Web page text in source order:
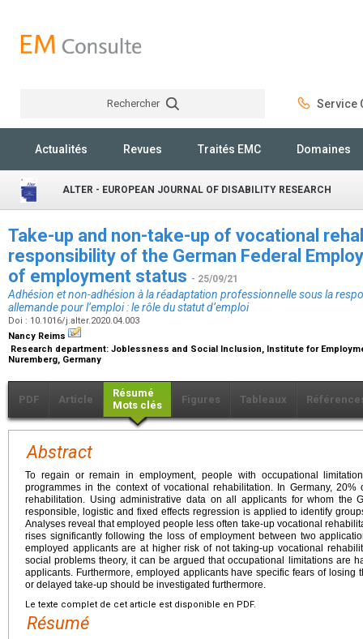
Rechercher Service
Actualités Revues Traités EMC Domaines
ALTER - EUROPEAN JOURNAL OF DISABILITY RESEARCH
Take-up and non-take-up of vocational
responsibility of the German Federal
of employment status - 25/09/21
Adhésion et non-adhésion à la réadaptation professionnelle sous la
allemande pour l’emploi : le rôle du statut d’emploi
Doi : 10.1016/j.alter.2020.04.003
Nancy Reims
Research department: Joblessness and Social Inclusion, Institute for
Nuremberg, Germany
PDF Article
Résumé
Mots clés
Figures Tableaux
Abstract
To regain or remain in employment, people with occupational
programmes in the context of vocational rehabilitation. In Germany,
rehabilitation. Using administrative data on all applicants for whom the
responsible, logistic and fixed effects regression is applied to identify
Analyses reveal that employed people less often take-up vocational
rises significantly following the loss of employment between two
employed applicants are at higher risk of not taking-up vocational
social problems theory, it can be argued that occupational limitations are
applicants. Furthermore, employed applicants have specific fears of losing
or delayed take-up should be investigated furthermore.
Le texte complet de cet article est disponible en PDF.
Résumé